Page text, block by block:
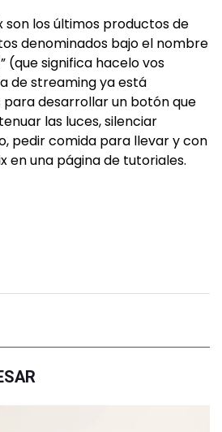
son los últimos productos de
denominados bajo el nombre
(que significa hacelo vos
de streaming ya está
para desarrollar un botón que
las luces, silenciar
pedir comida para llevar y con
en una página de tutoriales.